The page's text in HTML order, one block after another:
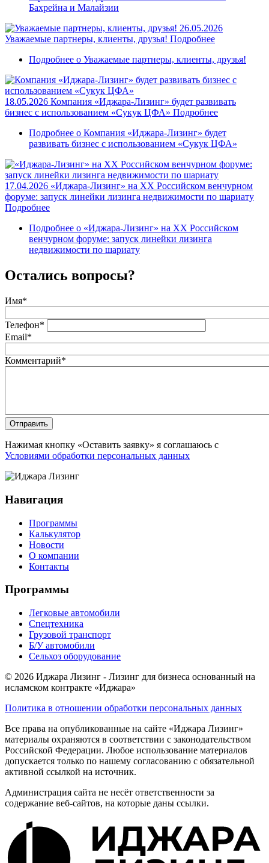
Бахрейна и Малайзии
26.05.2026
Уважаемые партнеры, клиенты, друзья! Подробнее
Подробнее о Уважаемые партнеры, клиенты, друзья!
18.05.2026 Компания «Иджара-Лизинг» будет развивать
бизнес с использованием «Сукук ЦФА» Подробнее
Подробнее о Компания «Иджара-Лизинг» будет
развивать бизнес с использованием «Сукук ЦФА»
17.04.2026 «Иджара-Лизинг» на XX Российском венчурном
форуме: запуск линейки лизинга недвижимости по шариату
Подробнее
Подробнее о «Иджара-Лизинг» на XX Российском
венчурном форуме: запуск линейки лизинга
недвижимости по шариату
Остались вопросы?
Имя*
Телефон*
Email*
Комментарий*
Отправить
Нажимая кнопку «Оставить заявку» я соглашаюсь с
Условиями обработки персональных данных
Навигация
Программы
Калькулятор
Новости
О компании
Контакты
Программы
Легковые автомобили
Спецтехника
Грузовой транспорт
Б/У автомобили
Сельхоз оборудование
© 2026 Иджара Лизинг - Лизинг для бизнеса основанный на
исламском контракте «Иджара»
Политика в отношении обработки персональных данных
Все права на опубликованные на сайте «Иджара Лизинг»
материалы охраняются в соответствии с законодательством
Российской Федерации. Любое использование материалов
допускается только по нашему согласованию с обязательной
активной ссылкой на источник.
Администрация сайта не несёт ответственности за
содержание веб-сайтов, на которые даны ссылки.